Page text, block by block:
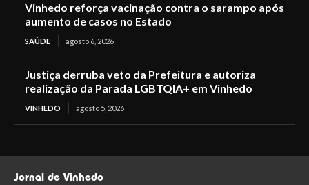
Vinhedo reforça vacinação contra o sarampo após
aumento de casos no Estado
SAÚDE agosto 6, 2026
Justiça derruba veto da Prefeitura e autoriza
realização da Parada LGBTQIA+ em Vinhedo
VINHEDO agosto 5, 2026
Jornal de Vinhedo